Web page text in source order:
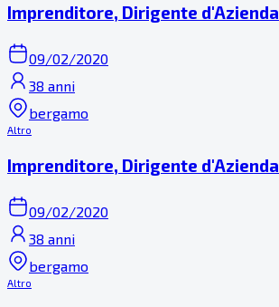
Imprenditore, Dirigente d'Azienda
09/02/2020
38 anni
bergamo
Altro
Imprenditore, Dirigente d'Azienda
09/02/2020
38 anni
bergamo
Altro